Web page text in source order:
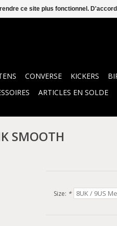
CONVERSE KICKERS
ARTICLES EN SOLDE
SMOOTH
Size: *
ce site plus fonctionnel.